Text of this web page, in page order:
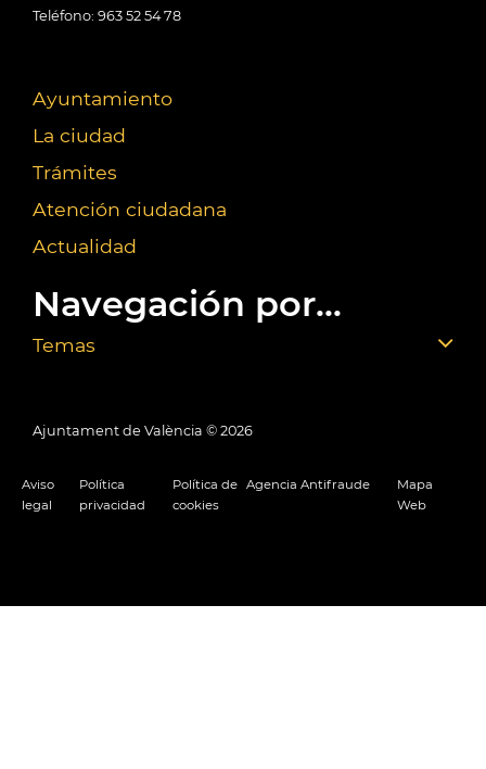
Teléfono: 963 52 54 78
Ayuntamiento
La ciudad
Trámites
Atención ciudadana
Actualidad
Navegación por...
Temas
Ajuntament de València © 2026
Aviso
legal
Política
privacidad
Política de
cookies
Agencia Antifraude
Mapa
Web